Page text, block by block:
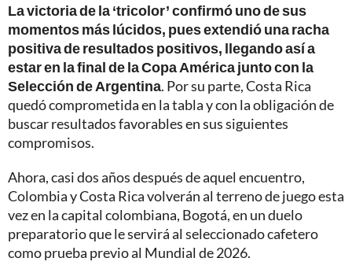
La victoria de la ‘tricolor’ confirmó uno de sus
momentos más lúcidos, pues extendió una racha
positiva de resultados positivos, llegando así a
estar en la final de la Copa América junto con la
Selección de Argentina. Por su parte, Costa Rica
quedó comprometida en la tabla y con la obligación de
buscar resultados favorables en sus siguientes
compromisos.
Ahora, casi dos años después de aquel encuentro,
Colombia y Costa Rica volverán al terreno de juego esta
vez en la capital colombiana, Bogotá, en un duelo
preparatorio que le servirá al seleccionado cafetero
como prueba previo al Mundial de 2026.